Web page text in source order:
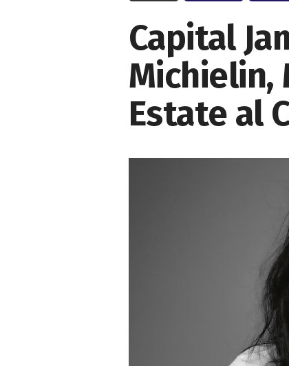
Capital
Michielin,
Estate al